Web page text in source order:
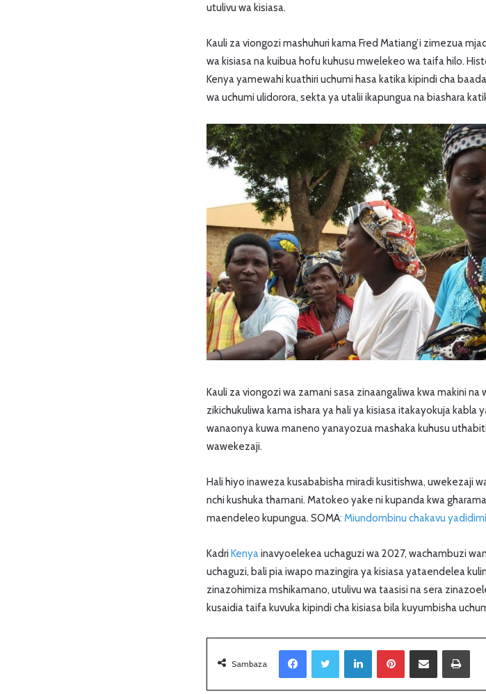
utulivu wa kisiasa.
Kauli za viongozi mashuhuri kama Fred Matiang’i zimezua
wa kisiasa na kuibua hofu kuhusu mwelekeo wa taifa hilo.
Kenya yamewahi kuathiri uchumi hasa katika kipindi cha
wa uchumi ulidorora, sekta ya utalii ikapungua na biashara
Kauli za viongozi wa zamani sasa zinaangaliwa kwa makini
zikichukuliwa kama ishara ya hali ya kisiasa itakayokuja kabla
wanaonya kuwa maneno yanayozua mashaka kuhusu
wawekezaji.
Hali hiyo inaweza kusababisha miradi kusitishwa, uwekezaji
nchi kushuka thamani. Matokeo yake ni kupanda kwa
maendeleo kupungua. SOMA: Miundombinu chakavu
Kadri Kenyainavyoelekea uchaguzi wa 2027, wachambuzi
uchaguzi, bali pia iwapo mazingira ya kisiasa yataendelea
zinazohimiza mshikamano, utulivu wa taasisi na sera
kusaidia taifa kuvuka kipindi cha kisiasa bila kuyumbisha
Sambaza
LinkedIn Sambaza kupitia barua pepe